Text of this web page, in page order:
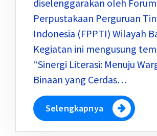
diselenggarakan oleh Forum
Perpustakaan Perguruan
Indonesia (FPPTI) Wilayah
Kegiatan ini mengusung
“Sinergi Literasi: Menuju
Binaan yang Cerdas…
Selengkapnya